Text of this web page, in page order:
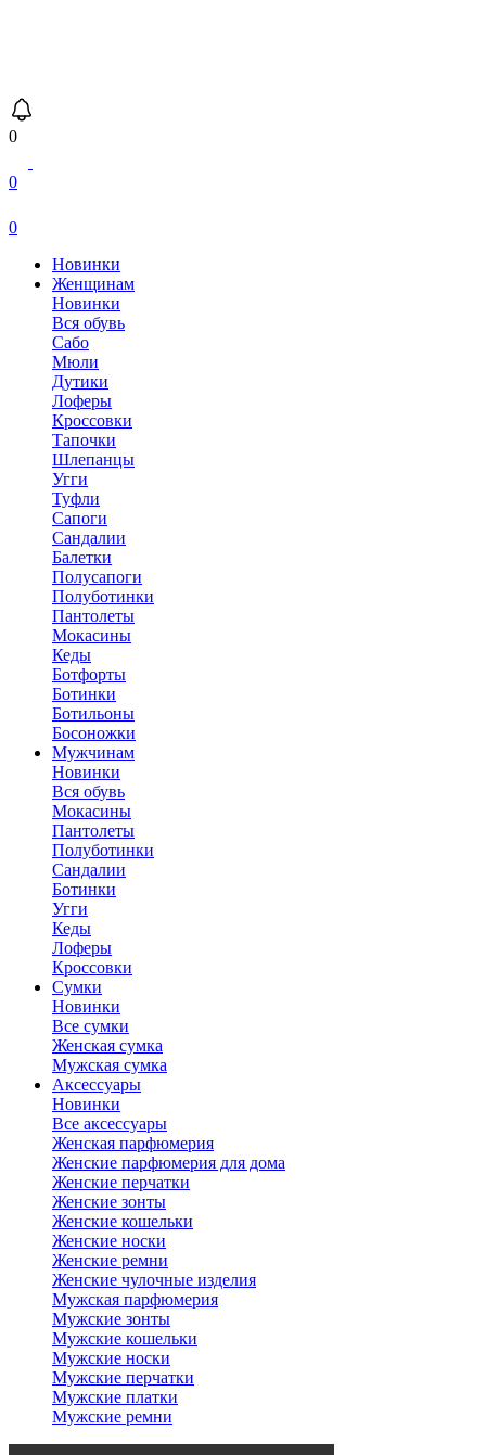
0
0
0
Новинки
Женщинам
Новинки
Вся обувь
Сабо
Мюли
Дутики
Лоферы
Кроссовки
Тапочки
Шлепанцы
Угги
Туфли
Сапоги
Сандалии
Балетки
Полусапоги
Полуботинки
Пантолеты
Мокасины
Кеды
Ботфорты
Ботинки
Ботильоны
Босоножки
Мужчинам
Новинки
Вся обувь
Мокасины
Пантолеты
Полуботинки
Сандалии
Ботинки
Угги
Кеды
Лоферы
Кроссовки
Сумки
Новинки
Все сумки
Женская сумка
Мужская сумка
Аксессуары
Новинки
Все аксессуары
Женская парфюмерия
Женские парфюмерия для дома
Женские перчатки
Женские зонты
Женские кошельки
Женские носки
Женские ремни
Женские чулочные изделия
Мужская парфюмерия
Мужские зонты
Мужские кошельки
Мужские носки
Мужские перчатки
Мужские платки
Мужские ремни